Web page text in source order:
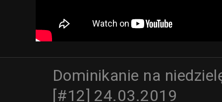
Dominikanie na
[#12] 24.03.2019